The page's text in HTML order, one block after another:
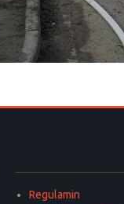
Regulamin